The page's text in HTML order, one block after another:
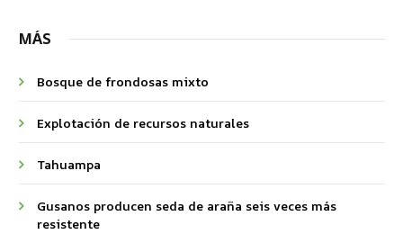
MÁS
Bosque de frondosas mixto
Explotación de recursos naturales
Tahuampa
Gusanos producen seda de araña seis veces más
resistente